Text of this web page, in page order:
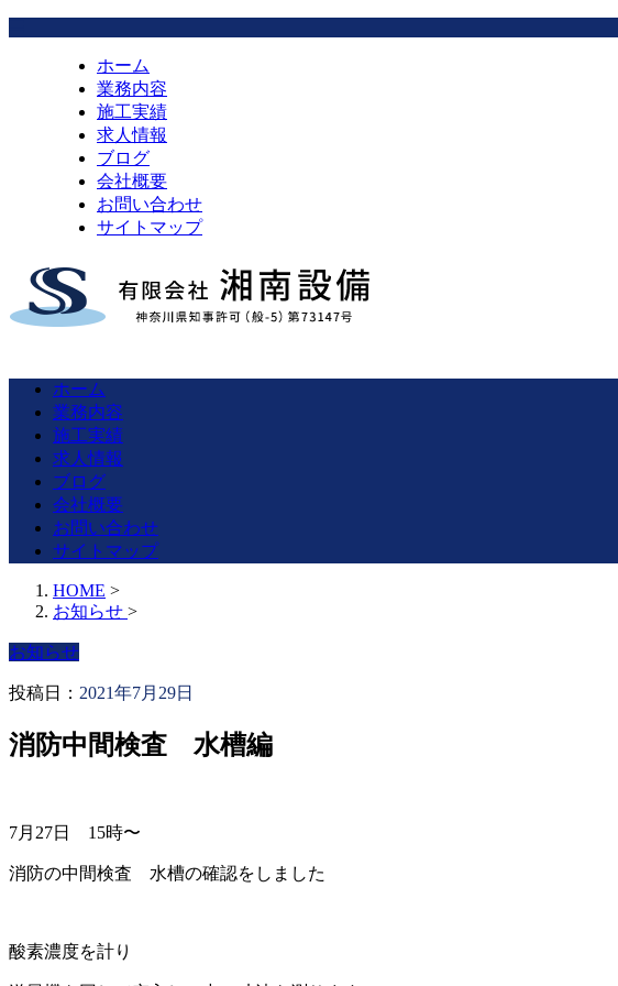
ホーム
業務内容
施工実績
求人情報
ブログ
会社概要
お問い合わせ
サイトマップ
ホーム
業務内容
施工実績
求人情報
ブログ
会社概要
お問い合わせ
サイトマップ
HOME >
お知らせ >
お知らせ
投稿日： 2021年7月29日
消防中間検査 水槽編
7月27日 15時〜
消防の中間検査 水槽の確認をしました
酸素濃度を計り